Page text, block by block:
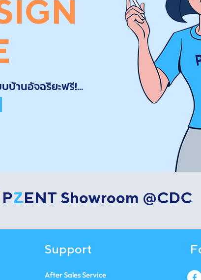
บ้านอัจฉริยะฟรี!...
PZENT Showroom @CDC
Support
After Sales Service